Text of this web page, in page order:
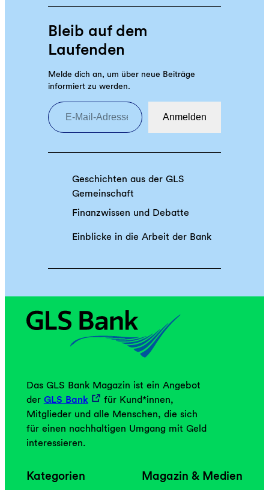
p
d
i
i
o
Z
u
k
n
f
m
t
Bleib auf dem
Laufenden
Melde dich an, um über neue Beiträge
informiert zu werden.
E-Mail-Adresse eingeben
Anmelden
Geschichten aus der GLS
Gemeinschaft
Finanzwissen und Debatte
Einblicke in die Arbeit der Bank
Das GLS Bank Magazin ist ein Angebot
der GLS Bank
für Kund*innen,
Mitglieder und alle Menschen, die sich
für einen nachhaltigen Umgang mit Geld
interessieren.
Kategorien Magazin & Medien